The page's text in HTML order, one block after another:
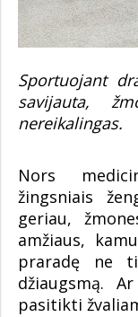
Sportuojant
savijauta,
nereikalingas.
Nors
žingsniais
geriau,
amžiaus,
praradę ne
džiaugsmą.
pasitikti